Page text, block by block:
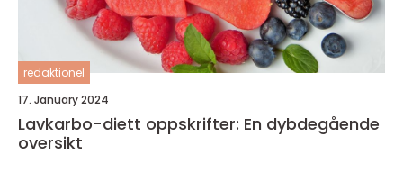
redaktionel
17. January 2024
Lavkarbo-diett oppskrifter: En dybdegående
oversikt